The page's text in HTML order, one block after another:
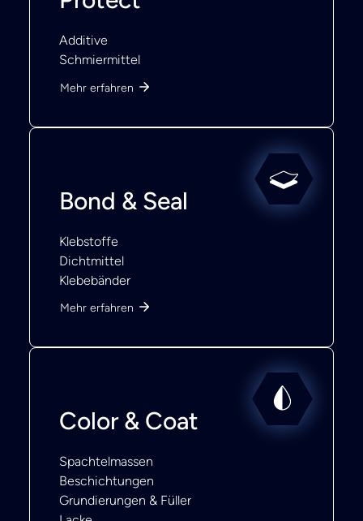
Additive
Schmiermittel
Mehr erfahren
Bond & Seal
Klebstoffe
Dichtmittel
Klebebänder
Mehr erfahren
Color & Coat
Spachtelmassen
Beschichtungen
Grundierungen & Füller